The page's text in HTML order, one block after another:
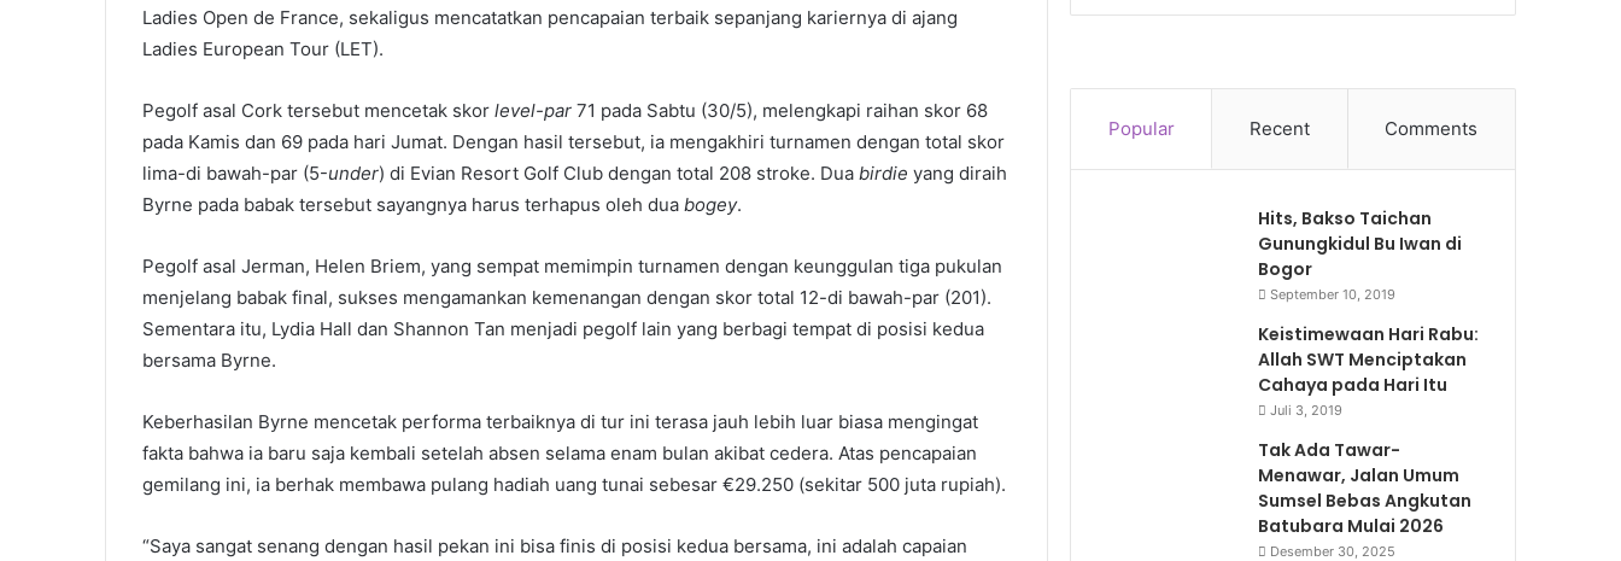
Ladies Open de France, sekaligus mencatatkan pencapaian terbaik sepanjang kariernya di ajang
Ladies European Tour (LET).
Pegolf asal Cork tersebut mencetak skor level-par 71 pada Sabtu (30/5), melengkapi raihan skor 68
pada Kamis dan 69 pada hari Jumat. Dengan hasil tersebut, ia mengakhiri turnamen dengan total skor
lima-di bawah-par (5-under) di Evian Resort Golf Club dengan total 208 stroke. Dua birdie yang diraih
Byrne pada babak tersebut sayangnya harus terhapus oleh dua bogey.
Pegolf asal Jerman, Helen Briem, yang sempat memimpin turnamen dengan keunggulan tiga pukulan
menjelang babak final, sukses mengamankan kemenangan dengan skor total 12-di bawah-par (201).
Sementara itu, Lydia Hall dan Shannon Tan menjadi pegolf lain yang berbagi tempat di posisi kedua
bersama Byrne.
Keberhasilan Byrne mencetak performa terbaiknya di tur ini terasa jauh lebih luar biasa mengingat
fakta bahwa ia baru saja kembali setelah absen selama enam bulan akibat cedera. Atas pencapaian
gemilang ini, ia berhak membawa pulang hadiah uang tunai sebesar €29.250 (sekitar 500 juta rupiah).
“Saya sangat senang dengan hasil pekan ini bisa finis di posisi kedua bersama, ini adalah capaian
Popular Recent Comments
Hits, Bakso Taichan
Gunungkidul Bu Iwan di
Bogor
September 10, 2019
Keistimewaan Hari Rabu:
Allah SWT Menciptakan
Cahaya pada Hari Itu
Juli 3, 2019
Tak Ada Tawar-
Menawar, Jalan Umum
Sumsel Bebas Angkutan
Batubara Mulai 2026
Desember 30, 2025